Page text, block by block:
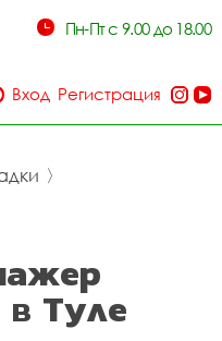
Пн-Пт с 9.00 до 18.00
Вход Регистрация
〉
Туле